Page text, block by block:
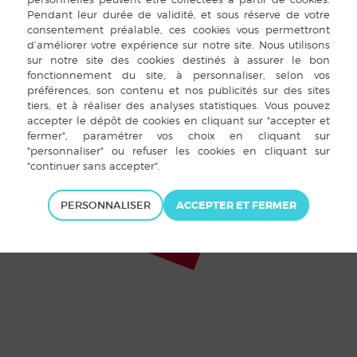
Louvigné-de-Bais 2015 |Mentions légales
PERSONNALISER